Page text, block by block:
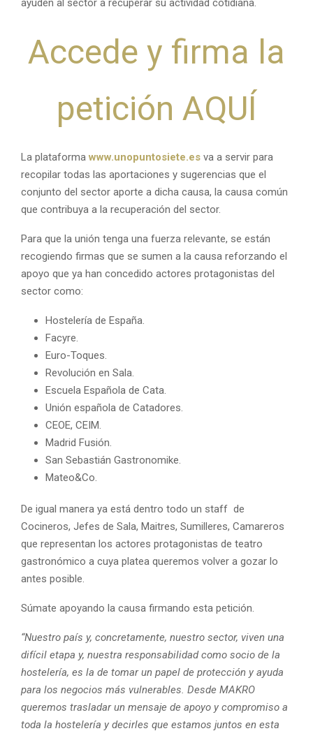
ayuden al sector a recuperar su actividad cotidiana.
Accede y firma la
petición AQUÍ
La plataforma www.unopuntosiete.es va a servir para
recopilar todas las aportaciones y sugerencias que el
conjunto del sector aporte a dicha causa, la causa común
que contribuya a la recuperación del sector.
Para que la unión tenga una fuerza relevante, se están
recogiendo firmas que se sumen a la causa reforzando el
apoyo que ya han concedido actores protagonistas del
sector como:
Hostelería de España.
Facyre.
Euro-Toques.
Revolución en Sala.
Escuela Española de Cata.
Unión española de Catadores.
CEOE, CEIM.
Madrid Fusión.
San Sebastián Gastronomike.
Mateo&Co.
De igual manera ya está dentro todo un staff de
Cocineros, Jefes de Sala, Maitres, Sumilleres, Camareros
que representan los actores protagonistas de teatro
gastronómico a cuya platea queremos volver a gozar lo
antes posible.
Súmate apoyando la causa firmando esta petición.
“Nuestro país y, concretamente, nuestro sector, viven una
difícil etapa y, nuestra responsabilidad como socio de la
hostelería, es la de tomar un papel de protección y ayuda
para los negocios más vulnerables. Desde MAKRO
queremos trasladar un mensaje de apoyo y compromiso a
toda la hostelería y decirles que estamos juntos en esta